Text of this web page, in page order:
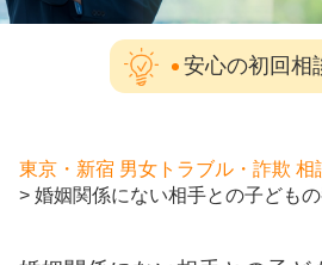
安心の初回相
東京・新宿 男女トラブル・詐欺 相
> 婚姻関係にない相手との子ども